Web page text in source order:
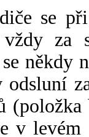
se
za
někdy
v